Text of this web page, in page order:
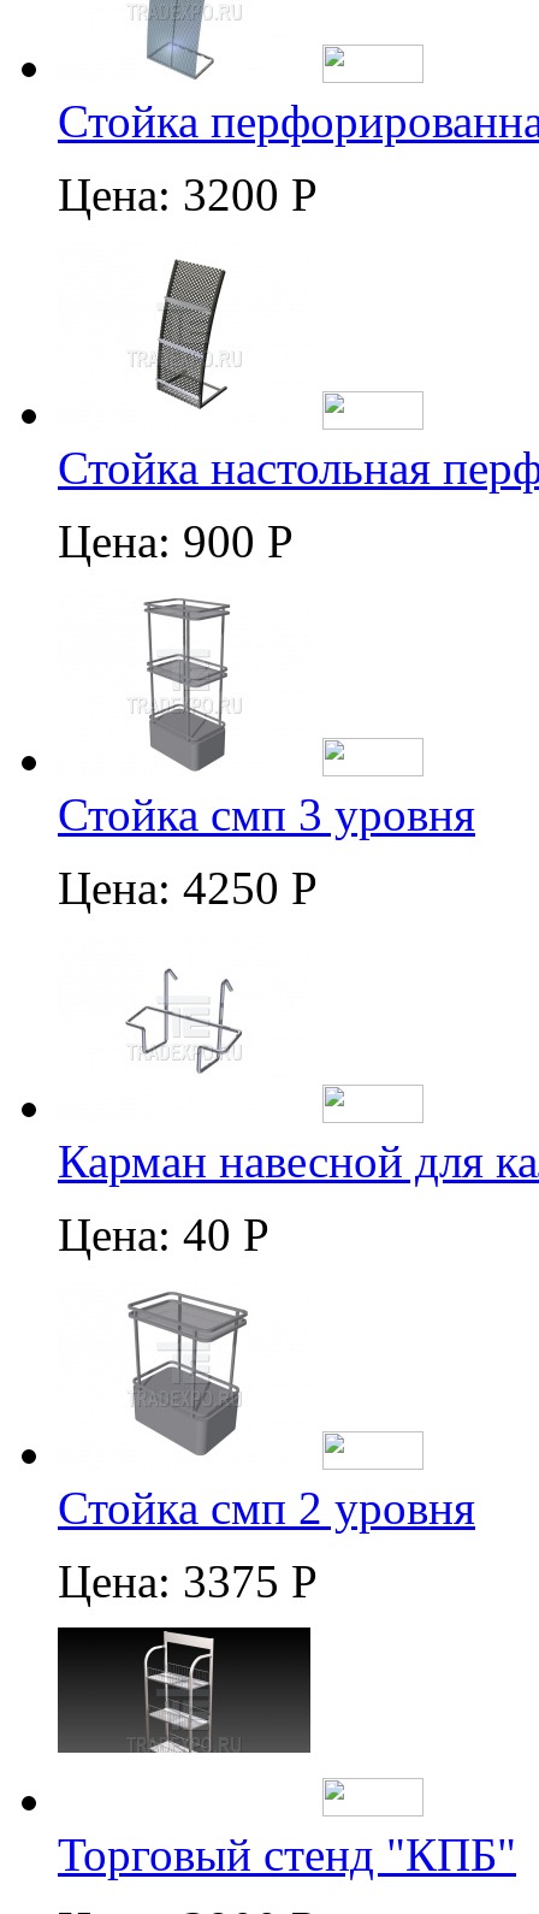
Стойка
Цена: 3200 Р
Стойка настольная
Цена: 900 Р
Стойка смп 3 уровня
Цена: 4250 Р
Карман навесной для
Цена: 40 Р
Стойка смп 2 уровня
Цена: 3375 Р
Торговый стенд "КПБ"